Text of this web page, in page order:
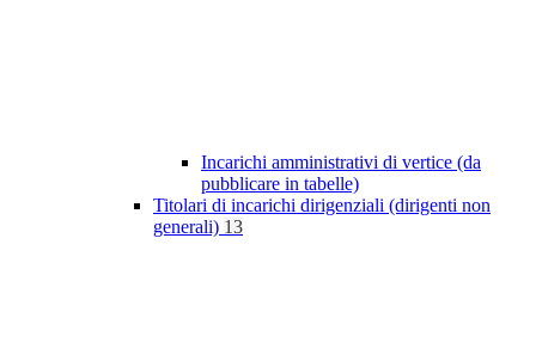
Incarichi amministrativi di vertice (da
pubblicare in tabelle)
Titolari di incarichi dirigenziali (dirigenti non
generali) 13